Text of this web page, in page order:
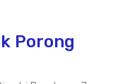
Porong